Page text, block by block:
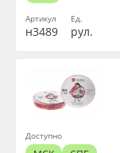
Артикул
н3489
Ед.
рул.
Доступно